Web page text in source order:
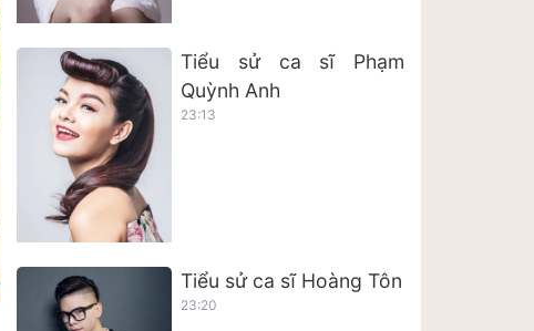
Tiểu sử ca sĩ Phạm
Quỳnh Anh
23:13
Tiểu sử ca sĩ Hoàng Tôn
23:20